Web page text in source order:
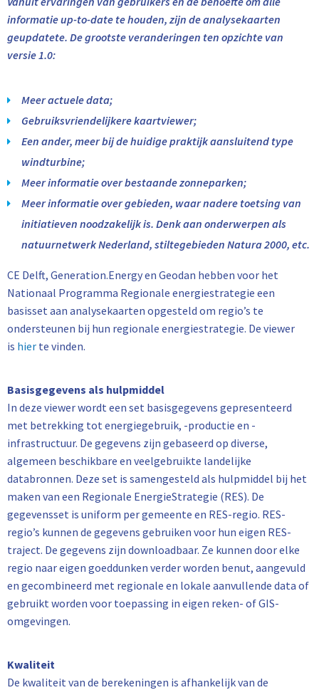
informatie up-to-date te houden, zijn de analysekaarten
geupdatete. De grootste veranderingen ten opzichte van
versie 1.0:
Meer actuele data;
Gebruiksvriendelijkere kaartviewer;
Een ander, meer bij de huidige praktijk aansluitend type
windturbine;
Meer informatie over bestaande zonneparken;
Meer informatie over gebieden, waar nadere toetsing van
initiatieven noodzakelijk is. Denk aan onderwerpen als
natuurnetwerk Nederland, stiltegebieden Natura 2000, etc.
CE Delft, Generation.Energy en Geodan hebben voor het
Nationaal Programma Regionale energiestrategie een
basisset aan analysekaarten opgesteld om regio’s te
ondersteunen bij hun regionale energiestrategie. De viewer
is hier te vinden.
Basisgegevens als hulpmiddel
In deze viewer wordt een set basisgegevens gepresenteerd
met betrekking tot energiegebruik, -productie en -
infrastructuur. De gegevens zijn gebaseerd op diverse,
algemeen beschikbare en veelgebruikte landelijke
databronnen. Deze set is samengesteld als hulpmiddel bij het
maken van een Regionale EnergieStrategie (RES). De
gegevensset is uniform per gemeente en RES-regio. RES-
regio’s kunnen de gegevens gebruiken voor hun eigen RES-
traject. De gegevens zijn downloadbaar. Ze kunnen door elke
regio naar eigen goeddunken verder worden benut, aangevuld
en gecombineerd met regionale en lokale aanvullende data of
gebruikt worden voor toepassing in eigen reken- of GIS-
omgevingen.
Kwaliteit
De kwaliteit van de berekeningen is afhankelijk van de